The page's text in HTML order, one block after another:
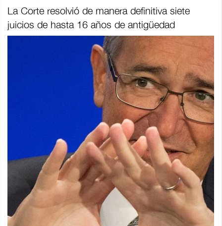
La Corte resolvió de manera definitiva siete
juicios de hasta 16 años de antigüedad